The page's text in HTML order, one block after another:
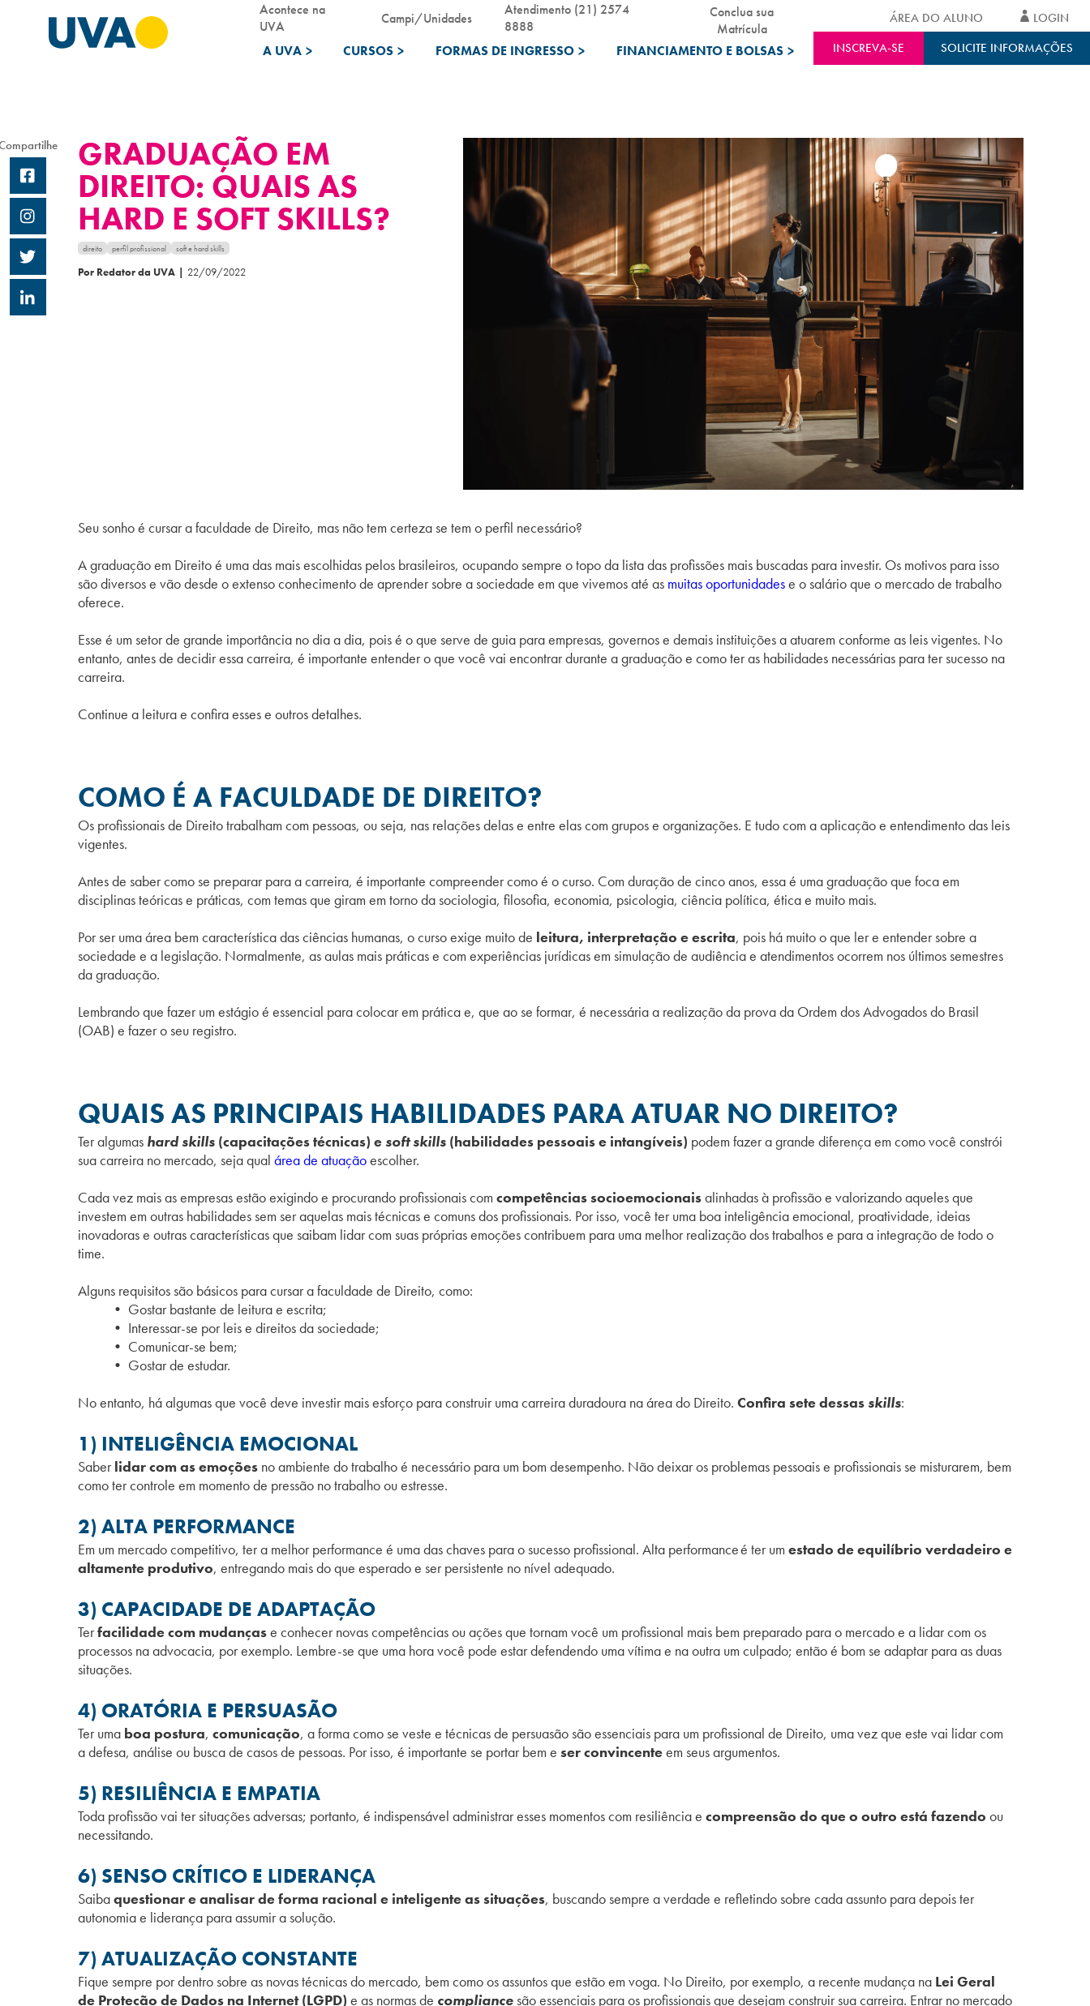
A UVA > CURSOS > FORMAS DE INGRESSO > FINANCIAMENTO E BOLSAS >
Acontece na
UVA
Campi/Unidades
Atendimento (21) 2574
8888
Conclua sua
Matrícula
INSCREVA-SE SOLICITE INFORMAÇÕES
ÁREA DO ALUNO LOGIN
GRADUAÇÃO EM
DIREITO: QUAIS AS
HARD E SOFT SKILLS?
direito perfil profissional soft e hard skills
Por Redator da UVA | 22/09/2022
Seu sonho é cursar afaculdade de Direito, mas não tem certeza se tem o perfil necessário?
A graduação em Direito é uma das mais escolhidas pelos brasileiros, ocupando sempre o topo da lista das profissões mais buscadas para investir. Os motivos para isso
são diversos e vão desde o extenso conhecimento de aprender sobre a sociedade em que vivemos até as muitas oportunidadese o salário que o mercado de trabalho
oferece.
Esse é um setor de grande importância no dia a dia, pois é o que serve de guia para empresas, governos e demais instituições a atuarem conforme as leis vigentes. No
entanto, antes de decidir essa carreira, é importante entender o que você vai encontrar durante a graduação e como ter as habilidades necessárias para ter sucesso na
carreira.
Continue a leitura e confira esses e outros detalhes.
COMO É A FACULDADE DE DIREITO?
Os profissionais de Direito trabalham com pessoas, ou seja, nas relações delas e entre elas com grupos e organizações. E tudo com a aplicação e entendimento das leis
vigentes.
Antes de saber como se preparar para a carreira, é importante compreender como é o curso. Com duração de cinco anos, essa é uma graduação que foca em
disciplinas teóricas e práticas, com temas que giram em torno da sociologia, filosofia, economia, psicologia, ciência política, ética e muito mais.
Por ser uma área bem característica das ciências humanas, o curso exige muito de leitura, interpretação e escrita, pois há muito o que ler e entender sobre a
sociedade e a legislação. Normalmente, as aulas mais práticas e com experiências jurídicas em simulação de audiência e atendimentos ocorrem nos últimos semestres
da graduação.
Lembrando que fazer um estágio é essencial para colocar em prática e, que ao se formar, é necessária a realização da prova da Ordem dos Advogados do Brasil
(OAB) e fazer o seu registro.
QUAIS AS PRINCIPAIS HABILIDADES PARA ATUAR NO DIREITO?
Ter algumas hard skills (capacitações técnicas) esoft skills (habilidades pessoais e intangíveis) podem fazer a grande diferença em como você constrói
sua carreira no mercado, seja qual área de atuaçãoescolher.
Cada vez mais as empresas estão exigindo e procurando profissionais com competências socioemocionaisalinhadas à profissão e valorizando aqueles que
investem em outras habilidades sem ser aquelas mais técnicas e comuns dos profissionais. Por isso, você ter uma boa inteligência emocional, proatividade, ideias
inovadoras e outras características que saibam lidar com suas próprias emoções contribuem para uma melhor realização dos trabalhos e para a integração de todo o
time.
Alguns requisitos são básicos para cursar a faculdade de Direito, como:
• Gostar bastante de leitura e escrita;
• Interessar-se por leis e direitos da sociedade;
• Comunicar-se bem;
• Gostar de estudar.
No entanto, há algumas que você deve investir mais esforço para construir uma carreira duradoura na área do Direito. Confira sete dessasskills:
1) INTELIGÊNCIA EMOCIONAL
Saberlidar com as emoções no ambiente do trabalho é necessário para um bom desempenho. Não deixar os problemas pessoais e profissionais se misturarem, bem
como ter controle em momento de pressão no trabalho ou estresse.
2) ALTA PERFORMANCE
Em um mercado competitivo, ter a melhor performance é uma das chaves para o sucesso profissional. Alta performance é ter um estado de equilíbrio verdadeiro e
altamente produtivo, entregando mais do que esperado e ser persistente no nível adequado.
3) CAPACIDADE DE ADAPTAÇÃO
Terfacilidade com mudançase conhecer novas competências ou ações que tornam você um profissional mais bem preparado para o mercado e a lidar com os
processos na advocacia, por exemplo. Lembre-se que uma hora você pode estar defendendo uma vítima e na outra um culpado; então é bom se adaptar para as duas
situações.
4) ORATÓRIA E PERSUASÃO
Ter uma boa postura, comunicação, a forma como se veste e técnicas de persuasão são essenciais para um profissional de Direito, uma vez que este vai lidar com
a defesa, análise ou busca de casos de pessoas. Por isso, é importante se portar bem e ser convincenteem seus argumentos.
5) RESILIÊNCIA E EMPATIA
Toda profissão vai ter situações adversas; portanto, é indispensável administrar esses momentos com resiliência e compreensão do que o outro está fazendo ou
necessitando.
6) SENSO CRÍTICO E LIDERANÇA
Saibaquestionar e analisar de forma racional e inteligente as situações, buscando sempre a verdade e refletindo sobre cada assunto para depois ter
autonomia e liderança para assumir a solução.
7) ATUALIZAÇÃO CONSTANTE
Fique sempre por dentro sobre as novas técnicas do mercado, bem como os assuntos que estão em voga. No Direito, por exemplo, a recente mudança na Lei Geral
de Proteção de Dados na Internet (LGPD) e as normas de compliancesão essenciais para os profissionais que desejam construir sua carreira. Entrar no mercado